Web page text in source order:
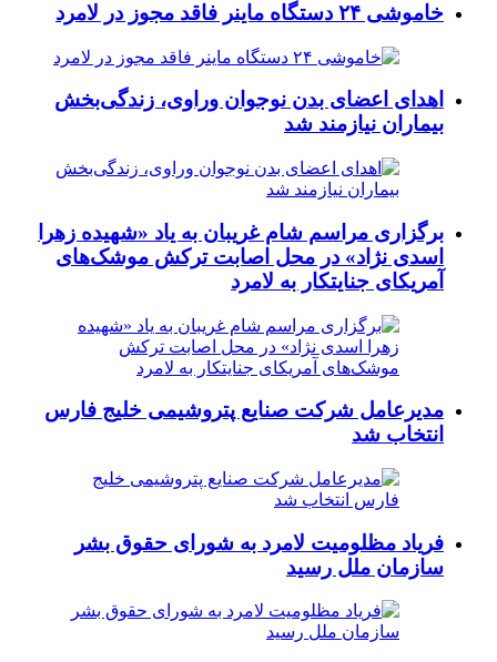
خاموشی ۲۴ دستگاه ماینر فاقد مجوز در لامرد
اهدای اعضای بدن نوجوان وراوی، زندگی‌بخش
بیماران نیازمند شد
برگزاری مراسم شام غریبان به یاد «شهیده زهرا
اسدی نژاد» در محل اصابت ترکش موشک‌های
آمریکای جنایتکار به لامرد
مدیرعامل شرکت صنایع پتروشیمی خلیج فارس
انتخاب شد
فریاد مظلومیت لامرد به شورای حقوق بشر
سازمان ملل رسید